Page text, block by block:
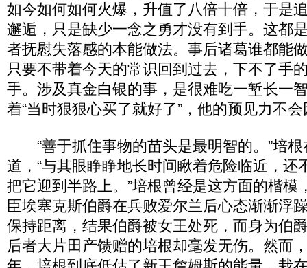
如今如何如何火爆，升值了八倍十倍，于是
邂逅，只是缺少一念之勇才没有到手。这都
者抚慰失落感的本能做法。事后诸葛谁都能
只要不带着今天的常识回到过去，下不了手
手。涉及真金白银的事，是很难吃一堑长一
着“当时狠狠心买了就好了”，他的预见力不
“善于抓住事物的苗头是最明智的。”培根
道，“与其眼睁睁地长时间瞅着危险临近，还
把它迎到半路上。”培根曾经是这方面的楷模
臣埃塞克斯伯爵在兵败爱尔兰后心态渐渐浮
保持距离，结果伯爵被女王处死，而身为伯
后者大片田产馈赠的培根却毫发无伤。然而